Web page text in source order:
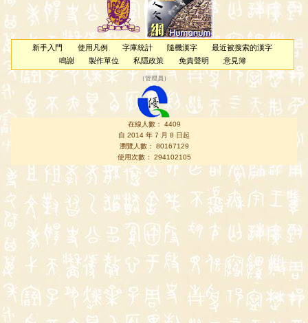
新手入門 使用凡例 字庫統計 隨機漢字
最近被搜索的漢字
鳴謝
製作單位 私隱政策 免責聲明 意見簿
（管理員 ）
在線人數： 4409
自 2014 年 7 月 8 日起
瀏覽人數： 80167129
使用次數： 294102105